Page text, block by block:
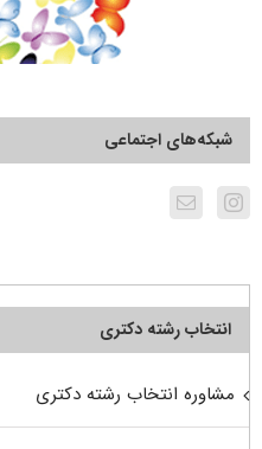
شبکه‌های اجتماعی
انتخاب رشته دکتری
مشاوره انتخاب رشته دکتری